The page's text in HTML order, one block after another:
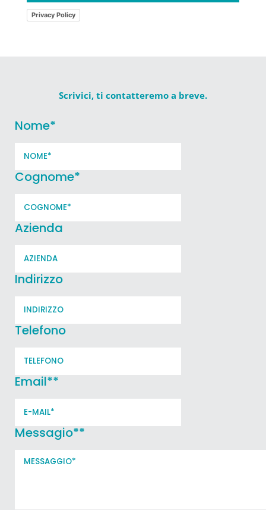
Privacy Policy
Scrivici, ti contatteremo a breve.
Nome*
Cognome*
Azienda
Indirizzo
Telefono
Email**
Messagio**